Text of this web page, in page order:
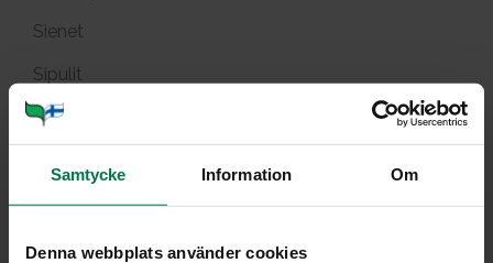
Samtycke Information Om
Denna webbplats använder cookies
Sienet
Sipulit
Vihanneshedelmät
Viljely ja tuotanto